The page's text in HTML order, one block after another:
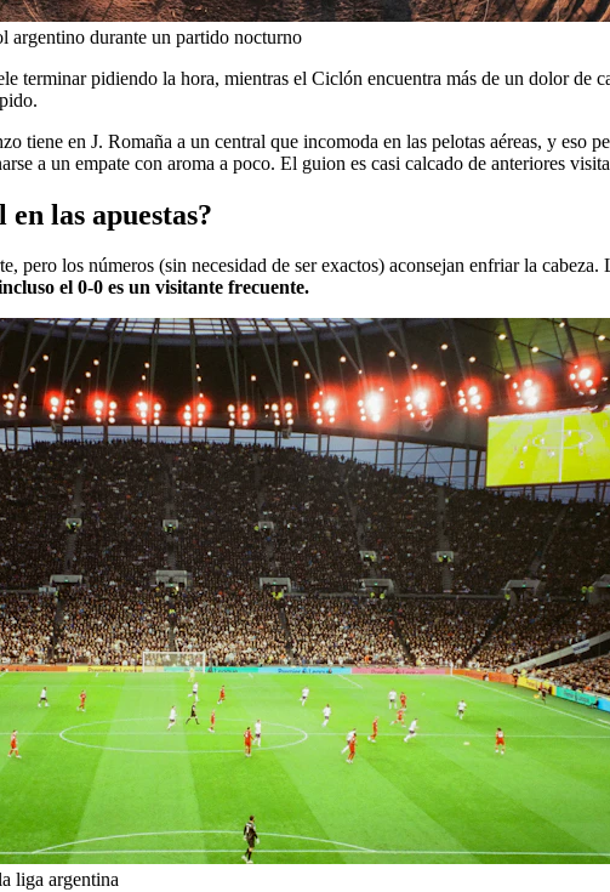
argentino durante un partido nocturno
terminar pidiendo la hora, mientras el Ciclón encuentra más de un dolor de
tiene en J. Romaña a un central que incomoda en las pelotas aéreas, y eso
a un empate con aroma a poco. El guion es casi calcado de anteriores
las apuestas?
pero los números (sin necesidad de ser exactos) aconsejan enfriar la
el 0-0 es un visitante frecuente.
liga argentina